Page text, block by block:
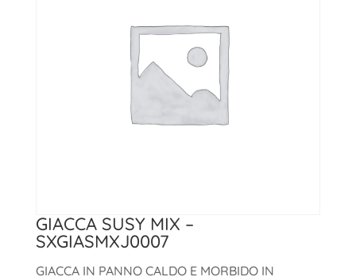
GIACCA SUSY MIX –
SXGIASMXJ0007
GIACCA IN PANNO CALDO E MORBIDO IN